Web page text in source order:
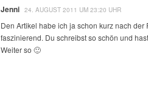
Jenni 24. AUGUST 2011 UM 23:20 UHR
Den Artikel habe ich ja schon kurz nach
faszinierend. Du schreibst so schön und
Weiter so 🙂